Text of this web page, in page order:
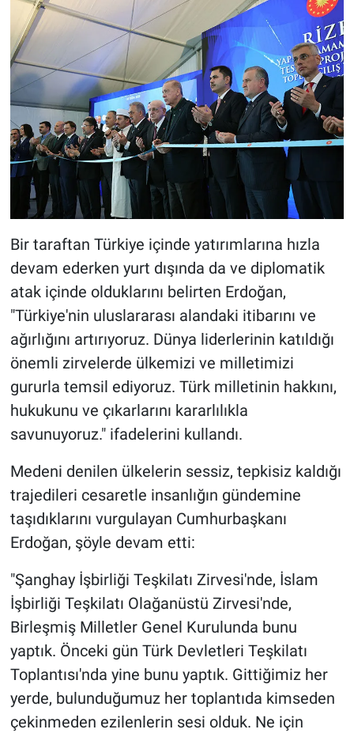
Bir taraftan Türkiye içinde yatırımlarına hızla
devam ederken yurt dışında da ve diplomatik
atak içinde olduklarını belirten Erdoğan,
"Türkiye'nin uluslararası alandaki itibarını ve
ağırlığını artırıyoruz. Dünya liderlerinin katıldığı
önemli zirvelerde ülkemizi ve milletimizi
gururla temsil ediyoruz. Türk milletinin hakkını,
hukukunu ve çıkarlarını kararlılıkla
savunuyoruz." ifadelerini kullandı.
Medeni denilen ülkelerin sessiz, tepkisiz kaldığı
trajedileri cesaretle insanlığın gündemine
taşıdıklarını vurgulayan Cumhurbaşkanı
Erdoğan, şöyle devam etti:
"Şanghay İşbirliği Teşkilatı Zirvesi'nde, İslam
İşbirliği Teşkilatı Olağanüstü Zirvesi'nde,
Birleşmiş Milletler Genel Kurulunda bunu
yaptık. Önceki gün Türk Devletleri Teşkilatı
Toplantısı'nda yine bunu yaptık. Gittiğimiz her
yerde, bulunduğumuz her toplantıda kimseden
çekinmeden ezilenlerin sesi olduk. Ne için